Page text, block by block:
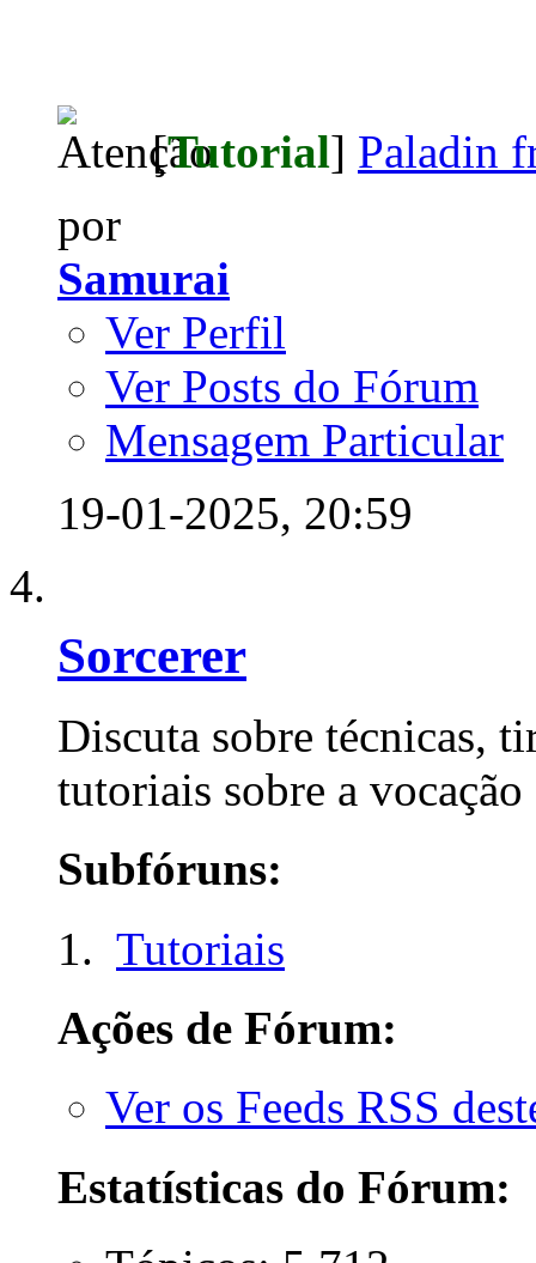
[Tutorial] Paladin
por
Samurai
Ver Perfil
Ver Posts do Fórum
Mensagem Particular
19-01-2025, 20:59
Sorcerer
Discuta sobre técnicas,
tutoriais sobre a vocação
Subfóruns:
Tutoriais
Ações de Fórum:
Ver os Feeds RSS
Estatísticas do Fórum: